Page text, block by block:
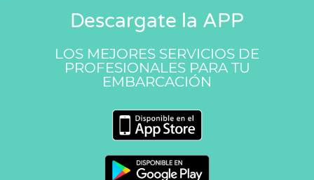
Descargate la APP
LOS MEJORES SERVICIOS DE
PROFESIONALES PARA TU
EMBARCACIÓN